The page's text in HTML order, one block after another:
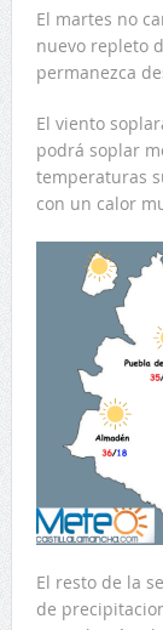
El martes no
nuevo repleto
permanezca
El viento
podrá soplar
temperaturas
con un calor
El resto de la
de